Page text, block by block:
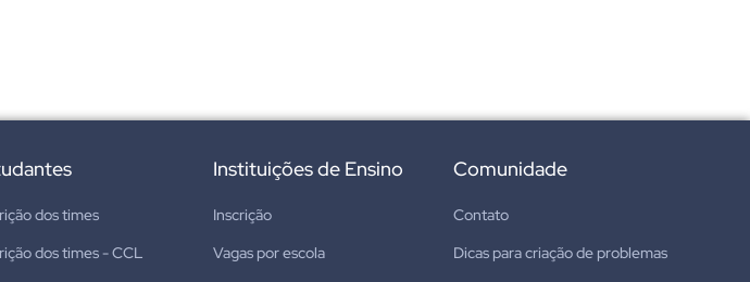
dos times
dos times - CCL
Instituições de Ensino
Inscrição
Vagas por escola
Comunidade
Contato
Dicas para criação de problemas